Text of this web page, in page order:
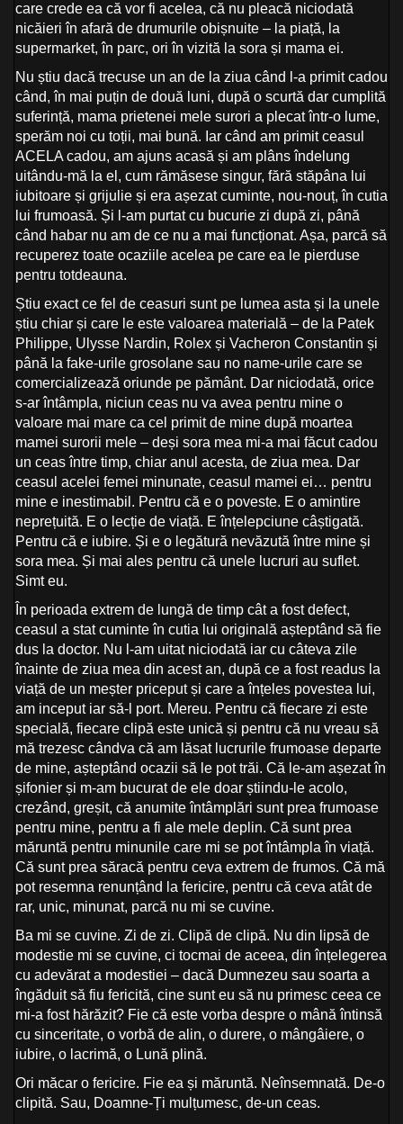
care crede ea că vor fi acelea, că nu pleacă niciodată
nicăieri în afară de drumurile obișnuite – la piață, la
supermarket, în parc, ori în vizită la sora și mama ei.
Nu știu dacă trecuse un an de la ziua când l-a primit cadou
când, în mai puțin de două luni, după o scurtă dar cumplită
suferință, mama prietenei mele surori a plecat într-o lume,
sperăm noi cu toții, mai bună. Iar când am primit ceasul
ACELA cadou, am ajuns acasă și am plâns îndelung
uitându-mă la el, cum rămăsese singur, fără stăpâna lui
iubitoare și grijulie și era așezat cuminte, nou-nouț, în cutia
lui frumoasă. Și l-am purtat cu bucurie zi după zi, până
când habar nu am de ce nu a mai funcționat. Așa, parcă să
recuperez toate ocaziile acelea pe care ea le pierduse
pentru totdeauna.
Știu exact ce fel de ceasuri sunt pe lumea asta și la unele
știu chiar și care le este valoarea materială – de la Patek
Philippe, Ulysse Nardin, Rolex și Vacheron Constantin și
până la fake-urile grosolane sau no name-urile care se
comercializează oriunde pe pământ. Dar niciodată, orice
s-ar întâmpla, niciun ceas nu va avea pentru mine o
valoare mai mare ca cel primit de mine după moartea
mamei surorii mele – deși sora mea mi-a mai făcut cadou
un ceas între timp, chiar anul acesta, de ziua mea. Dar
ceasul acelei femei minunate, ceasul mamei ei… pentru
mine e inestimabil. Pentru că e o poveste. E o amintire
neprețuită. E o lecție de viață. E înțelepciune câștigată.
Pentru că e iubire. Și e o legătură nevăzută între mine și
sora mea. Și mai ales pentru că unele lucruri au suflet.
Simt eu.
În perioada extrem de lungă de timp cât a fost defect,
ceasul a stat cuminte în cutia lui originală așteptând să fie
dus la doctor. Nu l-am uitat niciodată iar cu câteva zile
înainte de ziua mea din acest an, după ce a fost readus la
viață de un meșter priceput și care a înțeles povestea lui,
am inceput iar să-l port. Mereu. Pentru că fiecare zi este
specială, fiecare clipă este unică și pentru că nu vreau să
mă trezesc cândva că am lăsat lucrurile frumoase departe
de mine, așteptând ocazii să le pot trăi. Că le-am așezat în
șifonier și m-am bucurat de ele doar știindu-le acolo,
crezând, greșit, că anumite întâmplări sunt prea frumoase
pentru mine, pentru a fi ale mele deplin. Că sunt prea
măruntă pentru minunile care mi se pot întâmpla în viață.
Că sunt prea săracă pentru ceva extrem de frumos. Că mă
pot resemna renunțând la fericire, pentru că ceva atât de
rar, unic, minunat, parcă nu mi se cuvine.
Ba mi se cuvine. Zi de zi. Clipă de clipă. Nu din lipsă de
modestie mi se cuvine, ci tocmai de aceea, din înțelegerea
cu adevărat a modestiei – dacă Dumnezeu sau soarta a
îngăduit să fiu fericită, cine sunt eu să nu primesc ceea ce
mi-a fost hărăzit? Fie că este vorba despre o mână întinsă
cu sinceritate, o vorbă de alin, o durere, o mângâiere, o
iubire, o lacrimă, o Lună plină.
Ori măcar o fericire. Fie ea și măruntă. Neînsemnată. De-o
clipită. Sau, Doamne-Ți mulțumesc, de-un ceas.